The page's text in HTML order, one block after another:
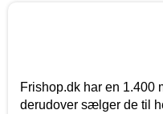
Frishop.dk har en 1.400
derudover sælger de til